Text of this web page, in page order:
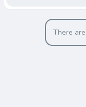
There